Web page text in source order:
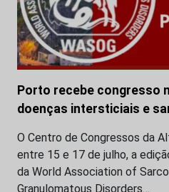
Porto recebe congresso
doenças intersticiais e
O Centro de Congressos da
entre 15 e 17 de julho, a
da World Association of
Granulomatous Disorders…